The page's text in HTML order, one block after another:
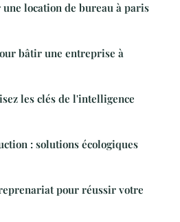
location de bureau à paris
bâtir une entreprise à
les clés de l'intelligence
: solutions écologiques
pour réussir votre